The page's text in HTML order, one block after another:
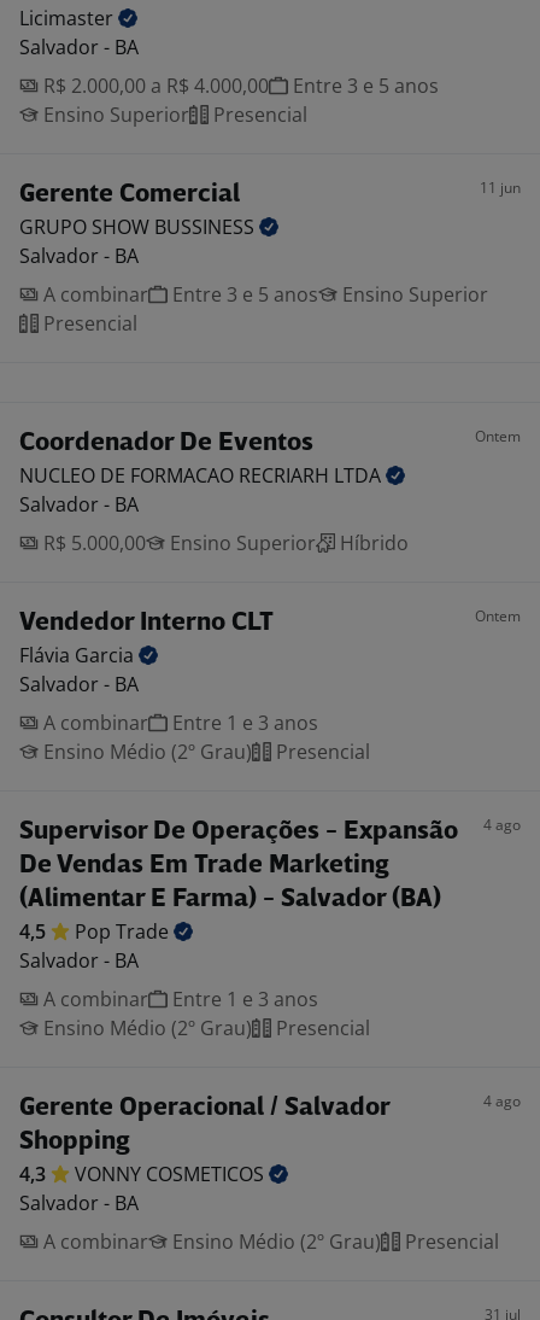
Licimaster
Salvador - BA
R$ 2.000,00 a R$ 4.000,00
Entre 3 e 5 anos
Ensino Superior
Presencial
Gerente Comercial 11 jun
GRUPO SHOW BUSSINESS
Salvador - BA
A combinar
Entre 3 e 5 anos
Ensino Superior
Presencial
Coordenador De Eventos Ontem
NUCLEO DE FORMACAO RECRIARH LTDA
Salvador - BA
R$ 5.000,00
Ensino Superior Híbrido
Vendedor Interno CLT Ontem
Flávia Garcia
Salvador - BA
A combinar
Entre 1 e 3 anos
Ensino Médio (2º Grau)
Presencial
Supervisor De Operações - Expansão
De Vendas Em Trade Marketing
(Alimentar E Farma) - Salvador (BA)
4 ago
4,5 Pop Trade
Salvador - BA
A combinar
Entre 1 e 3 anos
Ensino Médio (2º Grau)
Presencial
Gerente Operacional / Salvador
Shopping
4 ago
4,3 VONNY COSMETICOS
Salvador - BA
A combinar
Ensino Médio (2º Grau) Presencial
31 jul